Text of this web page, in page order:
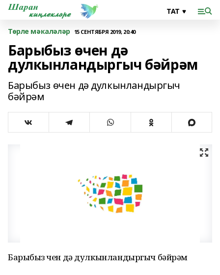
Төрле мәкаләләр 15 СЕНТЯБРЯ 2019, 20:40
Барыбыз өчен дә
дулкынландыргыч бәйрәм
Барыбыз өчен дә дулкынландыргыч
бәйрәм
Барыбыз өчен дә дулкынландыргыч бәйрәм